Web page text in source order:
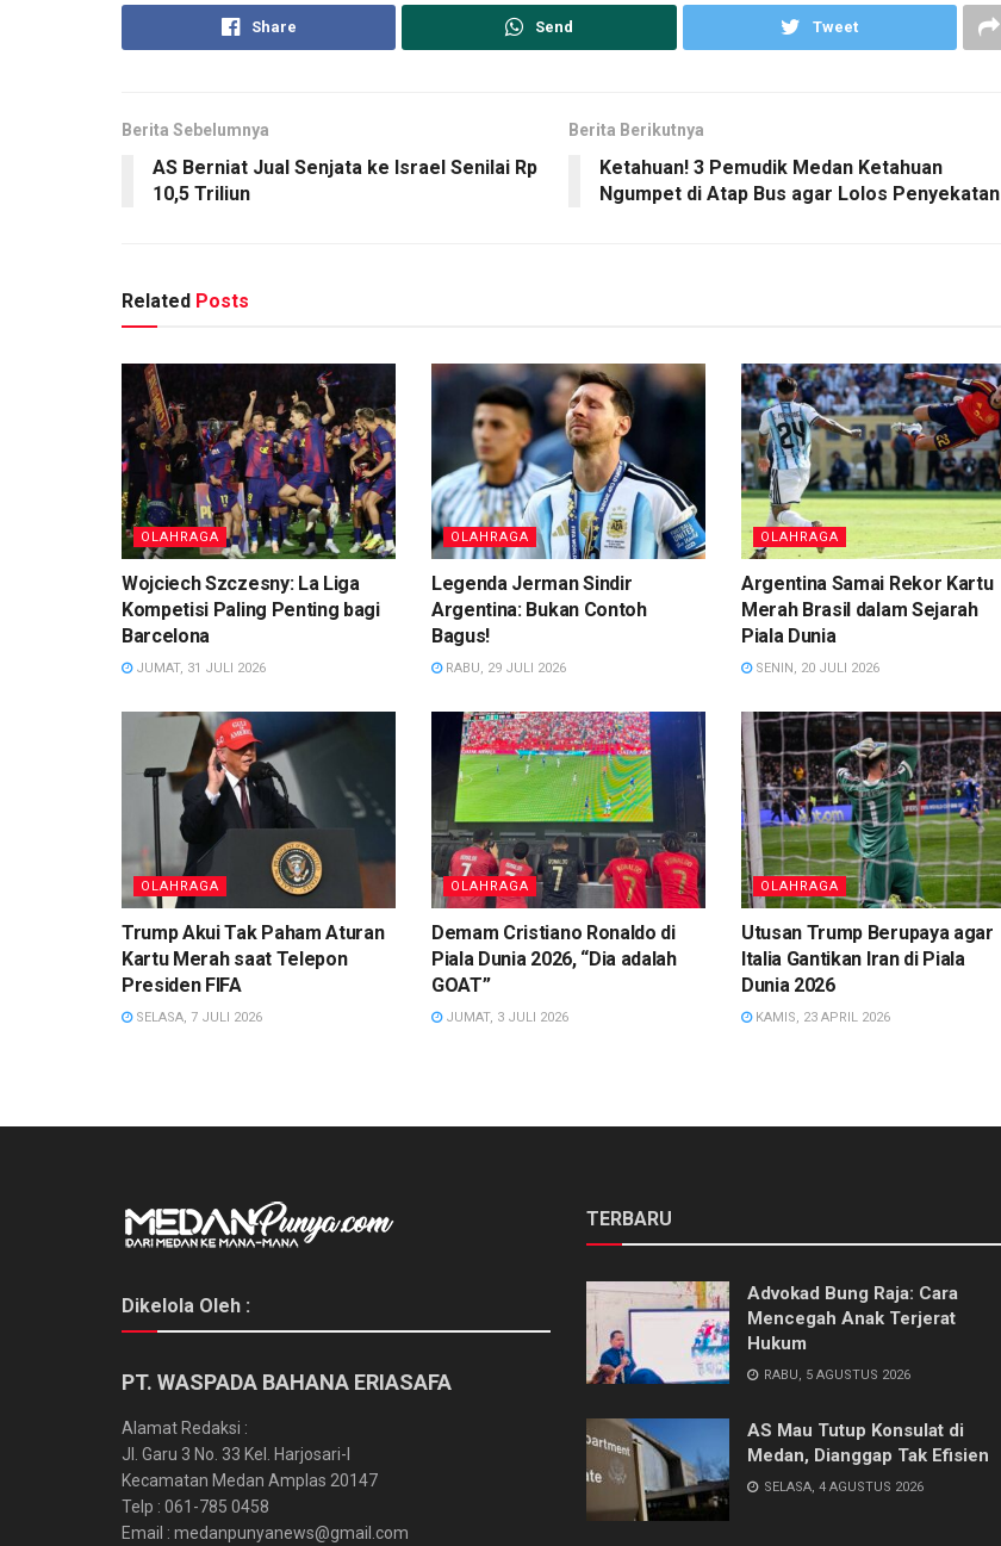
Share Send Tweet
Berita Sebelumnya
AS Berniat Jual Senjata ke Israel Senilai Rp
10,5 Triliun
Berita Berikutnya
Ketahuan! 3 Pemudik Medan Ketahuan
Ngumpet di Atap Bus agar Lolos Penyekatan
Related Posts
OLAHRAGA
Wojciech Szczesny: La Liga
Kompetisi Paling Penting bagi
Barcelona
JUMAT, 31 JULI 2026
OLAHRAGA
Legenda Jerman Sindir
Argentina: Bukan Contoh
Bagus!
RABU, 29 JULI 2026
OLAHRAGA
Argentina Samai Rekor Kartu
Merah Brasil dalam Sejarah
Piala Dunia
SENIN, 20 JULI 2026
OLAHRAGA
Trump Akui Tak Paham Aturan
Kartu Merah saat Telepon
Presiden FIFA
SELASA, 7 JULI 2026
OLAHRAGA
Demam Cristiano Ronaldo di
Piala Dunia 2026, “Dia adalah
GOAT”
JUMAT, 3 JULI 2026
OLAHRAGA
Utusan Trump Berupaya agar
Italia Gantikan Iran di Piala
Dunia 2026
KAMIS, 23 APRIL 2026
Dikelola Oleh :
PT. WASPADA BAHANA ERIASAFA
Alamat Redaksi :
Jl. Garu 3 No. 33 Kel. Harjosari-I
Kecamatan Medan Amplas 20147
Telp : 061-785 0458
Email : medanpunyanews@gmail.com
TERBARU
Advokad Bung Raja: Cara
Mencegah Anak Terjerat
Hukum
RABU, 5 AGUSTUS 2026
AS Mau Tutup Konsulat di
Medan, Dianggap Tak Efisien
SELASA, 4 AGUSTUS 2026